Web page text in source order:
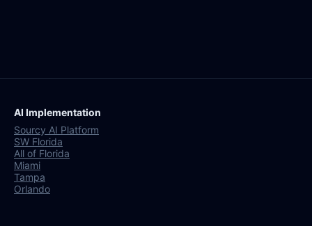
AI Implementation
Sourcy AI Platform
SW Florida
All of Florida
Miami
Tampa
Orlando